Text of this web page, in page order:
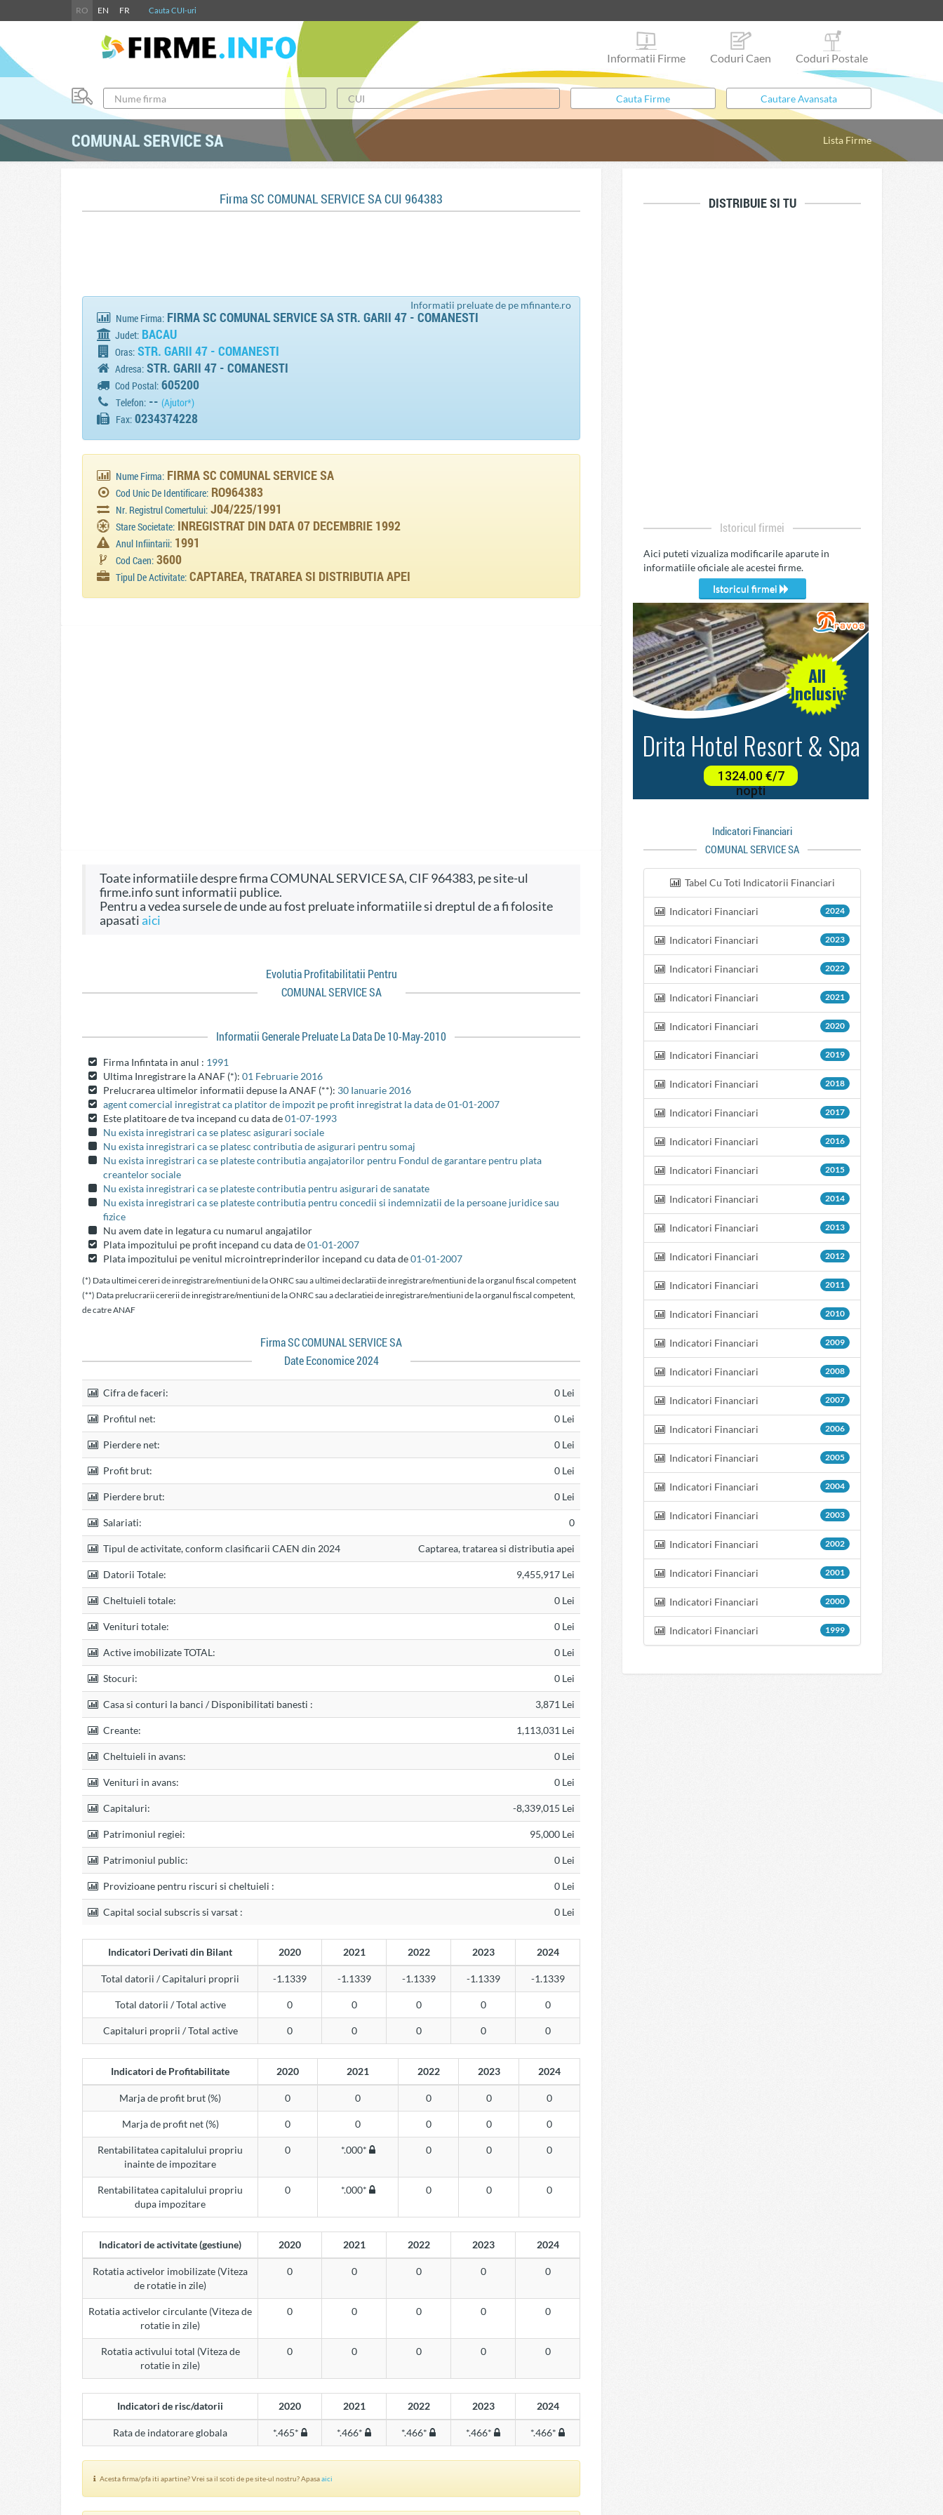
RO EN FR Cauta CUI-uri
Informatii Firme Coduri Caen Coduri Postale
COMUNAL SERVICE SA Lista Firme
Firma SC COMUNAL SERVICE SA CUI 964383
Informatii preluate de pe mfinante.ro
Nume Firma: FIRMA SC COMUNAL SERVICE SA STR. GARII 47 - COMANESTI
Judet: BACAU
Oras: STR. GARII 47 - COMANESTI
Adresa: STR. GARII 47 - COMANESTI
Cod Postal: 605200
Telefon: --(Ajutor*)
Fax: 0234374228
Nume Firma: FIRMA SC COMUNAL SERVICE SA
Cod Unic De Identificare: RO964383
Nr. Registrul Comertului: J04/225/1991
Stare Societate: INREGISTRAT DIN DATA 07 DECEMBRIE 1992
Anul Infiintarii: 1991
Cod Caen: 3600
Tipul De Activitate: CAPTAREA, TRATAREA SI DISTRIBUTIA APEI
Toate informatiile despre firma COMUNAL SERVICE SA, CIF 964383, pe site-ul
firme.info sunt informatii publice.
Pentru a vedea sursele de unde au fost preluate informatiile si dreptul de a fi folosite
apasatiaici
Evolutia Profitabilitatii Pentru
COMUNAL SERVICE SA
Informatii Generale Preluate La Data De 10-May-2010
Firma Infintata in anul : 1991
Ultima Inregistrare la ANAF (*): 01 Februarie 2016
Prelucrarea ultimelor informatii depuse la ANAF (**): 30 Ianuarie 2016
agent comercial inregistrat ca platitor de impozit pe profit inregistrat la data de 01-01-2007
Este platitoare de tva incepand cu data de01-07-1993
Nu exista inregistrari ca se platesc asigurari sociale
Nu exista inregistrari ca se platesc contributia de asigurari pentru somaj
Nu exista inregistrari ca se plateste contributia angajatorilor pentru Fondul de garantare pentru plata
creantelor sociale
Nu exista inregistrari ca se plateste contributia pentru asigurari de sanatate
Nu exista inregistrari ca se plateste contributia pentru concedii si indemnizatii de la persoane juridice sau
fizice
Nu avem date in legatura cu numarul angajatilor
Plata impozitului pe profit incepand cu data de01-01-2007
Plata impozitului pe venitul microintreprinderilor incepand cu data de01-01-2007
(*) Data ultimei cereri de inregistrare/mentiuni de la ONRC sau a ultimei declaratii de inregistrare/mentiuni de la organul fiscal competent
(**) Data prelucrarii cererii de inregistrare/mentiuni de la ONRC sau a declaratiei de inregistrare/mentiuni de la organul fiscal competent,
de catre ANAF
Firma SC COMUNAL SERVICE SA
Date Economice 2024
Cifra de faceri: 0 Lei
Profitul net: 0 Lei
Pierdere net: 0 Lei
Profit brut: 0 Lei
Pierdere brut: 0 Lei
Salariati: 0
Tipul de activitate, conform clasificarii CAEN din 2024 Captarea, tratarea si distributia apei
Datorii Totale: 9,455,917 Lei
Cheltuieli totale: 0 Lei
Venituri totale: 0 Lei
Active imobilizate TOTAL: 0 Lei
Stocuri: 0 Lei
Casa si conturi la banci / Disponibilitati banesti : 3,871 Lei
Creante: 1,113,031 Lei
Cheltuieli in avans: 0 Lei
Venituri in avans: 0 Lei
Capitaluri: -8,339,015 Lei
Patrimoniul regiei: 95,000 Lei
Patrimoniul public: 0 Lei
Provizioane pentru riscuri si cheltuieli : 0 Lei
Capital social subscris si varsat : 0 Lei
Indicatori Derivati din Bilant 2020 2021 2022 2023 2024
Total datorii / Capitaluri proprii -1.1339 -1.1339 -1.1339 -1.1339 -1.1339
Total datorii / Total active 0 0 0 0 0
Capitaluri proprii / Total active 0 0 0 0 0
Indicatori de Profitabilitate 2020 2021 2022 2023 2024
Marja de profit brut (%) 0 0 0 0 0
Marja de profit net (%) 0 0 0 0 0
Rentabilitatea capitalului propriu
inainte de impozitare
0 *.000* 0 0 0
Rentabilitatea capitalului propriu
dupa impozitare
0 *.000* 0 0 0
Indicatori de activitate (gestiune) 2020 2021 2022 2023 2024
Rotatia activelor imobilizate (Viteza
de rotatie in zile)
0 0 0 0 0
Rotatia activelor circulante (Viteza de
rotatie in zile)
0 0 0 0 0
Rotatia activului total (Viteza de
rotatie in zile)
0 0 0 0 0
Indicatori de risc/datorii 2020 2021 2022 2023 2024
Rata de indatorare globala *.465* *.466* *.466* *.466* *.466*
Acesta firma/pfa iti apartine? Vrei sa il scoti de pe site-ul nostru? Apasaaici
DISTRIBUIE SI TU
Istoricul firmei
Aici puteti vizualiza modificarile aparute in
informatiile oficiale ale acestei firme.
Istoricul firmei
Indicatori Financiari
COMUNAL SERVICE SA
Tabel Cu Toti Indicatorii Financiari
Indicatori Financiari 2024
Indicatori Financiari 2023
Indicatori Financiari 2022
Indicatori Financiari 2021
Indicatori Financiari 2020
Indicatori Financiari 2019
Indicatori Financiari 2018
Indicatori Financiari 2017
Indicatori Financiari 2016
Indicatori Financiari 2015
Indicatori Financiari 2014
Indicatori Financiari 2013
Indicatori Financiari 2012
Indicatori Financiari 2011
Indicatori Financiari 2010
Indicatori Financiari 2009
Indicatori Financiari 2008
Indicatori Financiari 2007
Indicatori Financiari 2006
Indicatori Financiari 2005
Indicatori Financiari 2004
Indicatori Financiari 2003
Indicatori Financiari 2002
Indicatori Financiari 2001
Indicatori Financiari 2000
Indicatori Financiari 1999